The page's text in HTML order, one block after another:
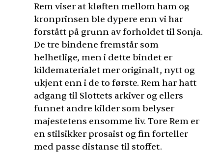
Rem viser at kløften mellom ham og
kronprinsen ble dypere enn vi har
forstått på grunn av forholdet til Sonja.
De tre bindene fremstår som
helhetlige, men i dette bindet er
kildematerialet mer originalt, nytt og
ukjent enn i de to første. Rem har hatt
adgang til Slottets arkiver og ellers
funnet andre kilder som belyser
majestetens ensomme liv. Tore Rem er
en stilsikker prosaist og fin forteller
med passe distanse til stoffet.